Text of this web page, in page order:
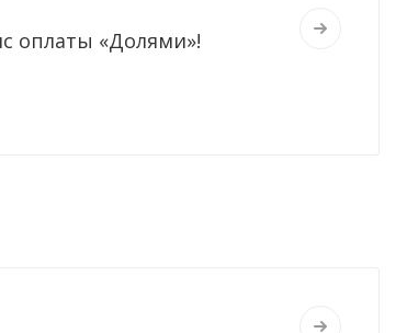
оплаты «Долями»!